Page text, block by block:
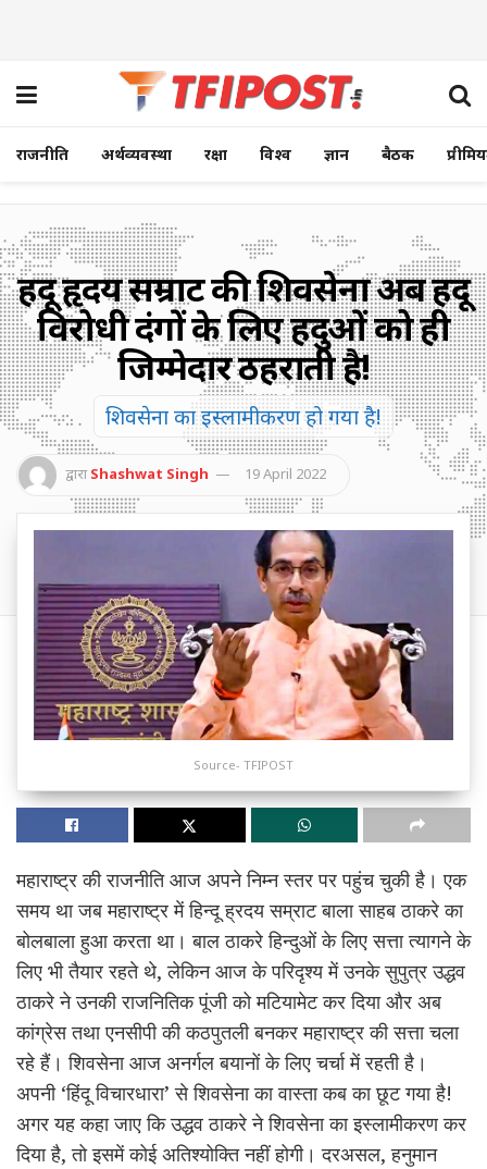
राजनीति अर्थव्यवस्था रक्षा विश्व ज्ञान बैठक
हिंदू हृदय सम्राट की शिवसेना अब हिंदू
विरोधी दंगों के लिए हिंदुओं को ही
जिम्मेदार ठहराती है!
शिवसेना का इस्लामीकरण हो गया है!
द्वारा Shashwat Singh 19 April 2022
Source- TFIPOST
महाराष्ट्र की राजनीति आज अपने निम्न स्तर पर पहुंच चुकी है। एक
समय था जब महाराष्ट्र में हिन्दू ह्रदय सम्राट बाला साहब ठाकरे का
बोलबाला हुआ करता था। बाल ठाकरे हिन्दुओं के लिए सत्ता त्यागने के
लिए भी तैयार रहते थे, लेकिन आज के परिदृश्य में उनके सुपुत्र उद्धव
ठाकरे ने उनकी राजनितिक पूंजी को मटियामेट कर दिया और अब
कांग्रेस तथा एनसीपी की कठपुतली बनकर महाराष्ट्र की सत्ता चला
रहे हैं। शिवसेना आज अनर्गल बयानों के लिए चर्चा में रहती है।
अपनी ‘हिंदू विचारधारा’ से शिवसेना का वास्ता कब का छूट गया है!
अगर यह कहा जाए कि उद्धव ठाकरे ने शिवसेना का इस्लामीकरण कर
दिया है, तो इसमें कोई अतिश्योक्ति नहीं होगी। दरअसल, हनुमान